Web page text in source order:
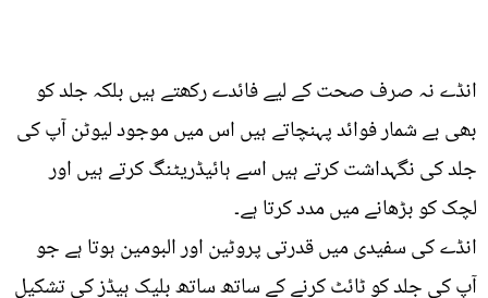
انڈے نہ صرف صحت کے لیے فائدے رکھتے ہیں بلکہ جلد کو
بھی بے شمار فوائد پہنچاتے ہیں اس میں موجود لیوٹن آپ کی
جلد کی نگہداشت کرتے ہیں اسے ہائیڈریٹنگ کرتے ہیں اور
لچک کو بڑھانے میں مدد کرتا ہے۔
انڈے کی سفیدی میں قدرتی پروٹین اور البومین ہوتا ہے جو
آپ کی جلد کو ٹائٹ کرنے کے ساتھ ساتھ بلیک ہیڈز کی تشکیل